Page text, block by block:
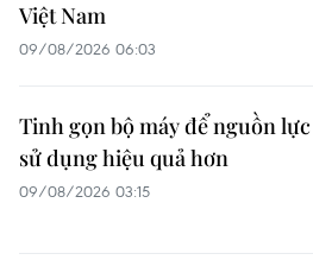
Việt Nam
09/08/2026 06:03
Tinh gọn bộ máy để nguồn
sử dụng hiệu quả hơn
09/08/2026 03:15